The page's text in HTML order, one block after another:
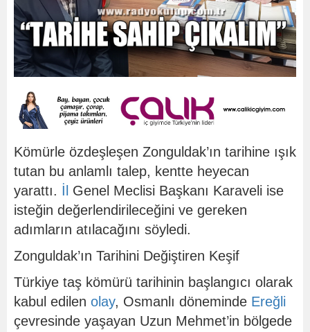
Kömürle özdeşleşen Zonguldak’ın tarihine ışık
tutan bu anlamlı talep, kentte heyecan
yarattı. İl Genel Meclisi Başkanı Karaveli ise
isteğin değerlendirileceğini ve gereken
adımların atılacağını söyledi.
Zonguldak’ın Tarihini Değiştiren Keşif
Türkiye taş kömürü tarihinin başlangıcı olarak
kabul edilen olay, Osmanlı döneminde Ereğli
çevresinde yaşayan Uzun Mehmet’in bölgede